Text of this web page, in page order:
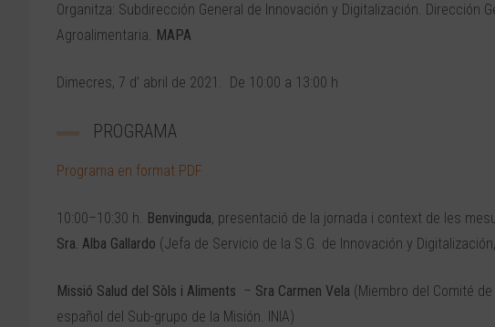
Organitza: Subdirección General de Innovación y Digitalización. Dirección
Agroalimentaria. MAPA
Dimecres, 7 d’ abril de 2021. De 10:00 a 13:00 h
PROGRAMA
Programa en format PDF
10:00–10:30 h. Benvinguda, presentació de la jornada i context de les
Sra. Alba Gallardo (Jefa de Servicio de la S.G. de Innovación y
Missió Salud del Sòls i Aliments – Sra Carmen Vela (Miembro del Comité
español del Sub-grupo de la Misión. INIA)